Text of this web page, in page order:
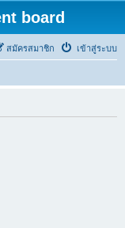
board
เข้าสู่ระบบ
สมัครสมาชิก